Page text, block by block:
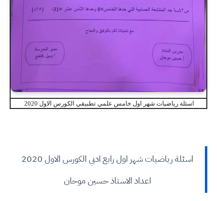
اسئلة رياضيات شهر اول خامس علمي تطبيقي الكورس الاول 2020
اسئلة رياضيات شهر اول رابع ادبي الكورس الاول 2020
اعداد الاستاذ حسين موحان